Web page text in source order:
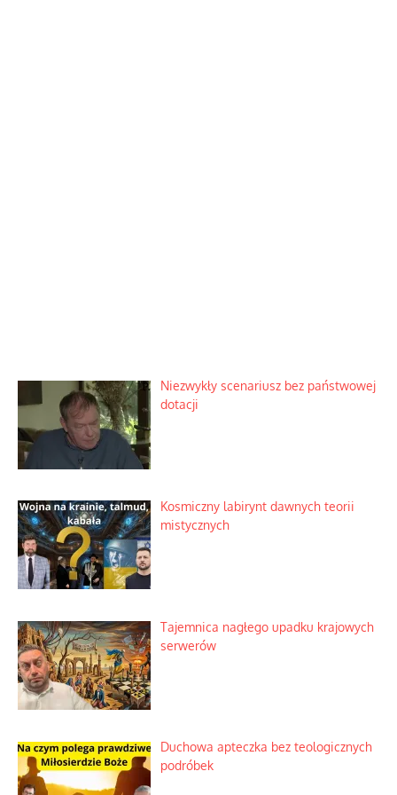
Niezwykły scenariusz bez państwowej
dotacji
Kosmiczny labirynt dawnych teorii
mistycznych
Tajemnica nagłego upadku krajowych
serwerów
Duchowa apteczka bez teologicznych
podróbek